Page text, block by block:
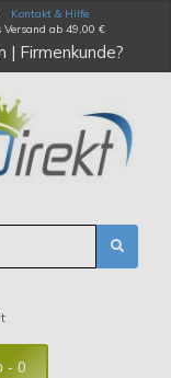
Kontakt & Hilfe
Versand ab 49,00 €
| Firmenkunde?
- 0